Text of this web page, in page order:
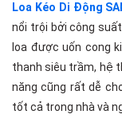
Loa Kéo Di Động
nổi trội bởi công
loa được uốn cong
thanh siêu trầm, hệ
năng cũng rất dễ
tốt cả trong nhà và